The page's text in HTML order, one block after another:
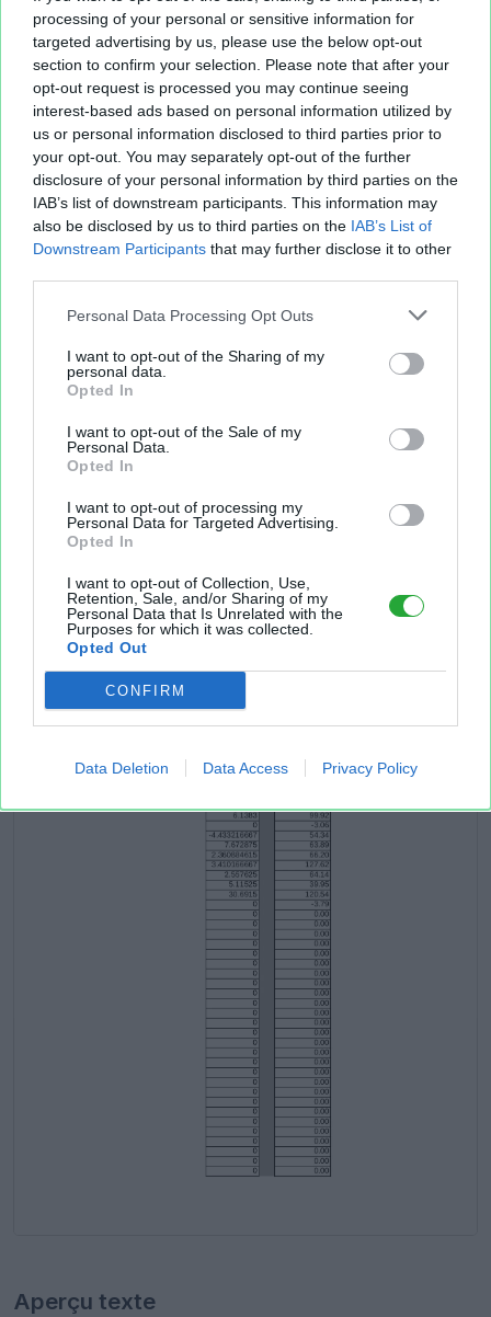
processing of your personal or sensitive information for
targeted advertising by us, please use the below opt-out
section to confirm your selection. Please note that after your
opt-out request is processed you may continue seeing
interest-based ads based on personal information utilized by
us or personal information disclosed to third parties prior to
your opt-out. You may separately opt-out of the further
disclosure of your personal information by third parties on the
IAB’s list of downstream participants. This information may
also be disclosed by us to third parties on the IAB’s List of
Downstream Participants that may further disclose it to other
Personal Data Processing Opt Outs
I want to opt-out of the Sharing of my
personal data.
Opted In
I want to opt-out of the Sale of my
Personal Data.
Opted In
I want to opt-out of processing my
Personal Data for Targeted Advertising.
Opted In
I want to opt-out of Collection, Use,
Retention, Sale, and/or Sharing of my
Personal Data that Is Unrelated with the
Purposes for which it was collected.
Opted Out
CONFIRM
Data Deletion Data Access Privacy Policy
Aperçu texte